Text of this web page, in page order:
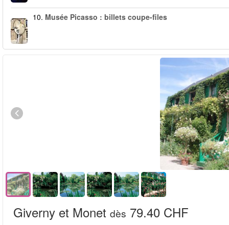
10. Musée Picasso : billets coupe-files
Giverny et Monet dès 79.40 CHF